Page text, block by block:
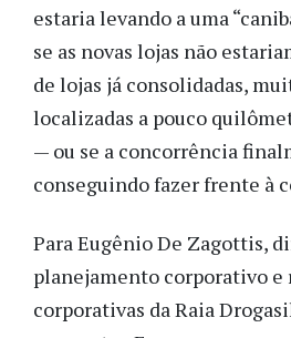
estaria levando a uma
se as novas lojas não
de lojas já consolidadas,
localizadas a pouco
— ou se a concorrência
conseguindo fazer frente à
Para Eugênio De Zagottis,
planejamento corporativo e
corporativas da Raia